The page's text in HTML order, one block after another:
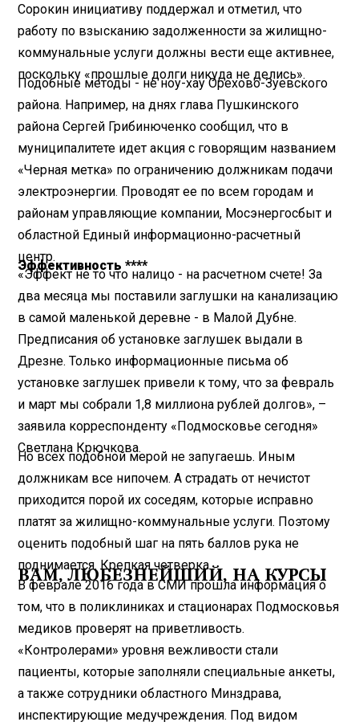
Сорокин инициативу поддержал и отметил, что
работу по взысканию задолженности за жилищно-
коммунальные услуги должны вести еще активнее,
поскольку «прошлые долги никуда не делись».
Подобные методы - не ноу-хау Орехово-Зуевского
района. Например, на днях глава Пушкинского
района Сергей Грибинюченко сообщил, что в
муниципалитете идет акция с говорящим названием
«Черная метка» по ограничению должникам подачи
электроэнергии. Проводят ее по всем городам и
районам управляющие компании, Мосэнергосбыт и
областной Единый информационно-расчетный
центр.
Эффективность ****
«Эффект не то что налицо - на расчетном счете! За
два месяца мы поставили заглушки на канализацию
в самой маленькой деревне - в Малой Дубне.
Предписания об установке заглушек выдали в
Дрезне. Только информационные письма об
установке заглушек привели к тому, что за февраль
и март мы собрали 1,8 миллиона рублей долгов», –
заявила корреспонденту «Подмосковье сегодня»
Светлана Крючкова.
Но всех подобной мерой не запугаешь. Иным
должникам все нипочем. А страдать от нечистот
приходится порой их соседям, которые исправно
платят за жилищно-коммунальные услуги. Поэтому
оценить подобный шаг на пять баллов рука не
поднимается. Крепкая четверка.
ВАМ, ЛЮБЕЗНЕЙШИЙ, НА КУРСЫ
В феврале 2016 года в СМИ прошла информация о
том, что в поликлиниках и стационарах Подмосковья
медиков проверят на приветливость.
«Контролерами» уровня вежливости стали
пациенты, которые заполняли специальные анкеты,
а также сотрудники областного Минздрава,
инспектирующие медучреждения. Под видом